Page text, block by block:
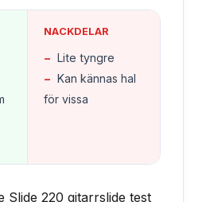
NACKDELAR
− Lite tyngre
− Kan kännas hal
för vissa